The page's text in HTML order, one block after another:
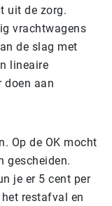
uit de zorg.
vrachtwagens
de slag met
lineaire
doen aan
Op de OK mocht
gescheiden.
je er 5 cent per
restafval en